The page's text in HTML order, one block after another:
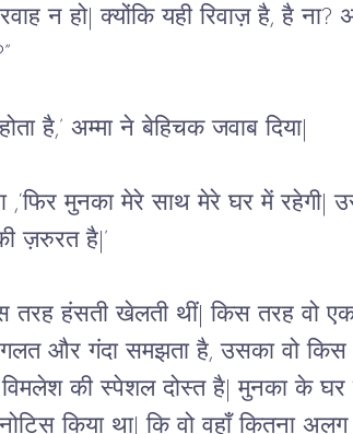
न हो| क्योंकि यही रिवाज़ है, है ना?
है,’ अम्मा ने बेहिचक जवाब दिया|
,‘फिर मुनका मेरे साथ मेरे घर में
ज़रुरत है|’
हंसती खेलती थीं| किस तरह वो
और गंदा समझता है, उसका वो
विमलेश की स्पेशल दोस्त है| मुनका के
किया था| कि वो वहाँ कितना